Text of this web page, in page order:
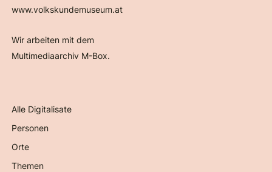
www.volkskundemuseum.at
Wir arbeiten mit dem
Multimediaarchiv M-Box.
Alle Digitalisate
Personen
Orte
Themen